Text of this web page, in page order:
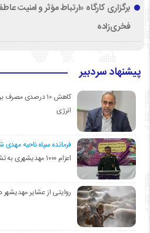
برگزاری کارگاه «ارتباط مؤثر و امنیت
فخری‌زاده
پیشنهاد سردبیر
کاهش ۱۰ درصدی
انرژی
فرمانده سپاه ناحیه مهدی
اعزام ۱۰۰۰ مهدیشهری به تشییع رهبر شهید
روایتی از عشایر